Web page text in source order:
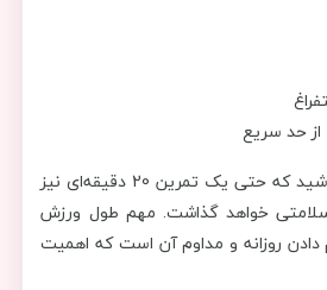
حد سریع
همیشه به یاد داشته باشید که حتی یک تمرین 20 دقیقه‌ای نیز
سلامتی خواهد گذاشت. مهم طول ورزش
دادن روزانه و مداوم آن است که اهمیت